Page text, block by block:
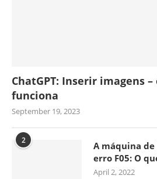
ChatGPT: Inserir imagens
funciona
September 19, 2023
2
A máquina
erro F05: O
April 2, 2022